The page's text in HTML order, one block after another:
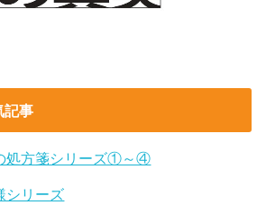
記事
処方箋シリーズ①～④
シリーズ